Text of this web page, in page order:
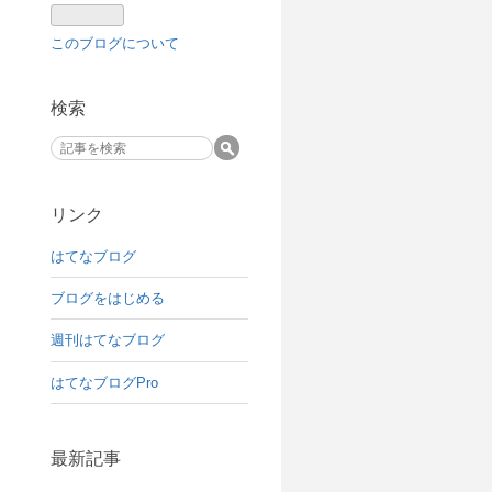
このブログについて
検索
リンク
はてなブログ
ブログをはじめる
週刊はてなブログ
はてなブログPro
最新記事